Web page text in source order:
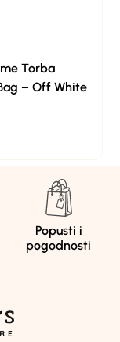
Torba
– Off White
Popusti i
pogodnosti